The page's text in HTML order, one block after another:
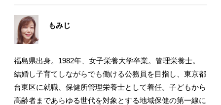
もみじ
福島県出身。1982年、女子栄養大学卒業。管理栄養士。
結婚し子育てしながらでも働ける公務員を目指し、東京都
台東区に就職、保健所管理栄養士として着任。子どもから
高齢者まであらゆる世代を対象とする地域保健の第一線に